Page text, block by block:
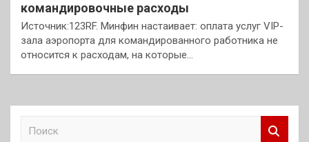
командировочные расходы
Источник:123RF. Минфин настаивает: оплата услуг VIP-
зала аэропорта для командированного работника не
относится к расходам, на которые…